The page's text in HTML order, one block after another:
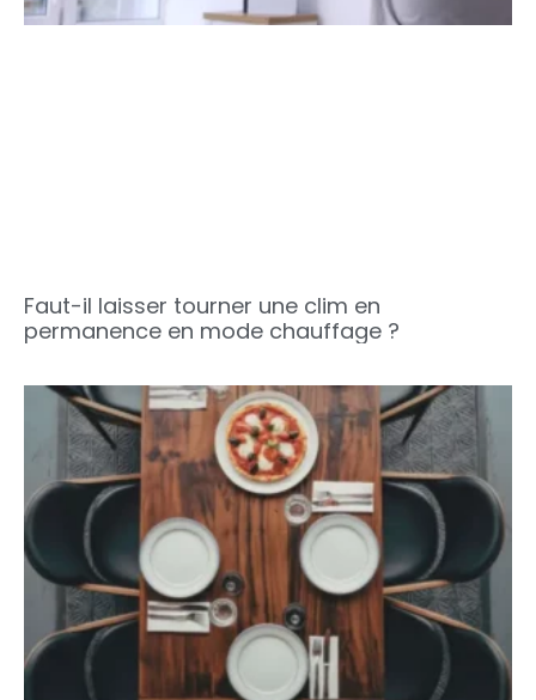
Faut-il laisser tourner une clim en
permanence en mode chauffage ?